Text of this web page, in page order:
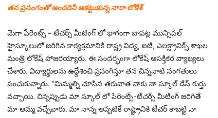
తన ప్రసంగంతో అందరినీ ఆకట్టుకున్న నారా లోకేశ్
మెగా పేరెంట్స్ – టీచర్స్ మీటింగ్ లో భాగంగా బాపట్ల మున్సిపల్
హైస్కూలులో జరిగిన కార్యక్రమానికి రాష్ట్ర విద్య, ఐటి, ఎలక్ట్రానిక్స్ శాఖల
మంత్రి లోకేష్ హాజరయ్యారు. ఈ సందర్భంగా లోకేష్ ఆసక్తికర వ్యాఖ్యలు
చేశారు. విద్యార్థులను ఉద్దేశించి ప్రసంగిస్తూ తన చిన్ననాటి సంగతులు
పంచుకున్నారు. “మిమ్మల్ని చూసిన తరువాత నాకు నా స్కూల్ డేస్ గుర్తు
వచ్చాయి. చిన్నప్పుడు మా స్కూల్ లో పేరెంట్స్-టీచర్స్ మీటింగ్ జరిగితే
మా అమ్మ వచ్చేవారు. మా నాన్న అప్పటికే రాష్ట్రానికి టీచర్ కాబట్టి నా